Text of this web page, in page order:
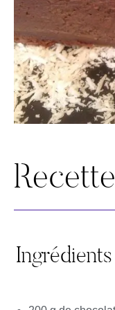
Recette
Ingrédients